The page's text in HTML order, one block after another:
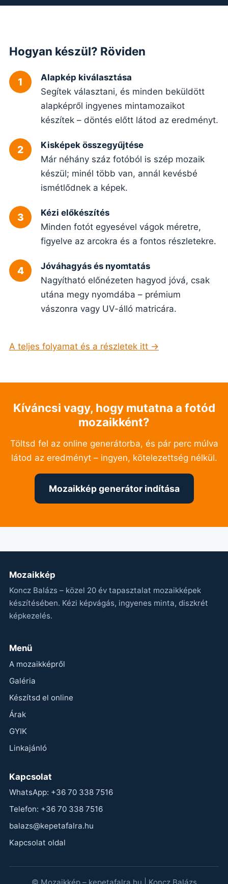
Hogyan készül? Röviden
Alapkép kiválasztása
Segítek választani, és minden beküldött
alapképről ingyenes mintamozaikot
készítek – döntés előtt látod az eredményt.
Kisképek összegyűjtése
Már néhány száz fotóból is szép mozaik
készül; minél több van, annál kevésbé
ismétlődnek a képek.
Kézi előkészítés
Minden fotót egyesével vágok méretre,
figyelve az arcokra és a fontos részletekre.
Jóváhagyás és nyomtatás
Nagyítható előnézeten hagyod jóvá, csak
utána megy nyomdába – prémium
vászonra vagy UV-álló matricára.
A teljes folyamat és a részletek itt →
Kíváncsi vagy, hogy mutatna a fotód
mozaikként?
Töltsd fel az online generátorba, és pár perc múlva
látod az eredményt – ingyen, kötelezettség nélkül.
Mozaikkép generátor indítása
Mozaikkép
Koncz Balázs – közel 20 év tapasztalat mozaikképek
készítésében. Kézi képvágás, ingyenes minta, diszkrét
képkezelés.
Menü
A mozaikképről
Galéria
Készítsd el online
Árak
GYIK
Linkajánló
Kapcsolat
WhatsApp: +36 70 338 7516
Telefon: +36 70 338 7516
balazs@kepetafalra.hu
Kapcsolat oldal